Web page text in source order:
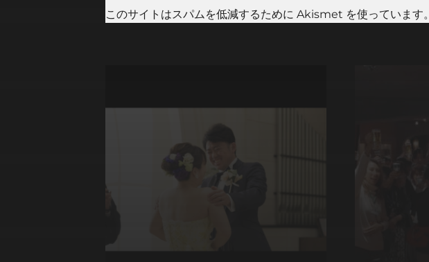
このサイトはスパムを低減するために Akismet を使っています。